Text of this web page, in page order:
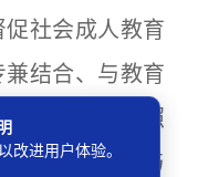
社会成人教育
结合、与教育
人员，并按照
法》有关规定与
改进用户体验。